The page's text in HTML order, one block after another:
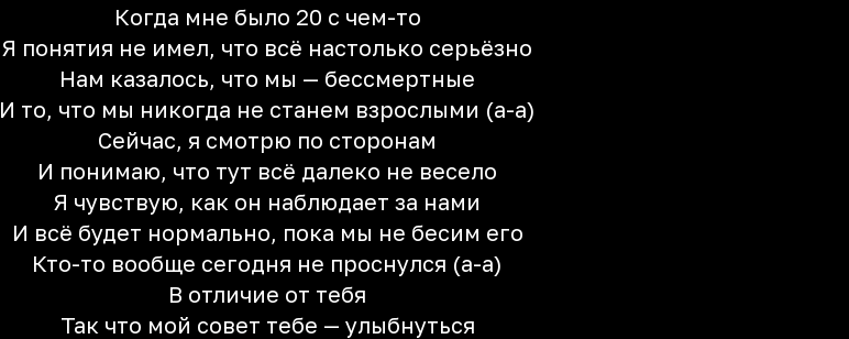
Когда мне было 20 с чем-то
Я понятия не имел, что всё настолько серьёзно
Нам казалось, что мы — бессмертные
И то, что мы никогда не станем взрослыми (а-а)
Сейчас, я смотрю по сторонам
И понимаю, что тут всё далеко не весело
Я чувствую, как он наблюдает за нами
И всё будет нормально, пока мы не бесим его
Кто-то вообще сегодня не проснулся (а-а)
В отличие от тебя
Так что мой совет тебе — улыбнуться